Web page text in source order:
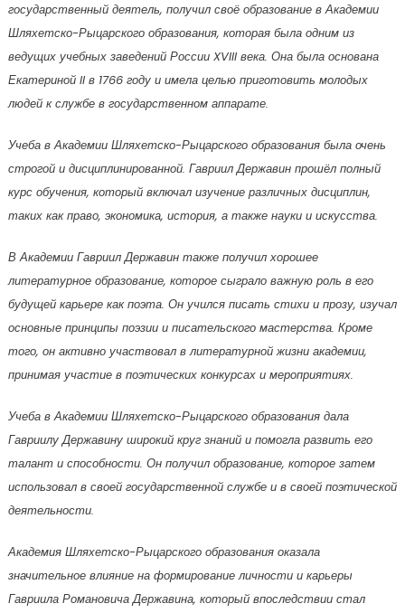
государственный деятель, получил своё образование в Академии
Шляхетско-Рыцарского образования, которая была одним из
ведущих учебных заведений России XVIII века. Она была основана
Екатериной II в 1766 году и имела целью приготовить молодых
людей к службе в государственном аппарате.
Учеба в Академии Шляхетско-Рыцарского образования была очень
строгой и дисциплинированной. Гавриил Державин прошёл полный
курс обучения, который включал изучение различных дисциплин,
таких как право, экономика, история, а также науки и искусства.
В Академии Гавриил Державин также получил хорошее
литературное образование, которое сыграло важную роль в его
будущей карьере как поэта. Он учился писать стихи и прозу, изучал
основные принципы поэзии и писательского мастерства. Кроме
того, он активно участвовал в литературной жизни академии,
принимая участие в поэтических конкурсах и мероприятиях.
Учеба в Академии Шляхетско-Рыцарского образования дала
Гавриилу Державину широкий круг знаний и помогла развить его
талант и способности. Он получил образование, которое затем
использовал в своей государственной службе и в своей поэтической
деятельности.
Академия Шляхетско-Рыцарского образования оказала
значительное влияние на формирование личности и карьеры
Гавриила Романовича Державина, который впоследствии стал